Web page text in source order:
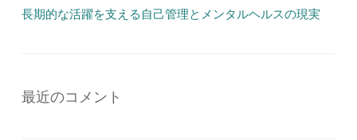
長期的な活躍を支える自己管理とメンタルヘルスの現実
最近のコメント